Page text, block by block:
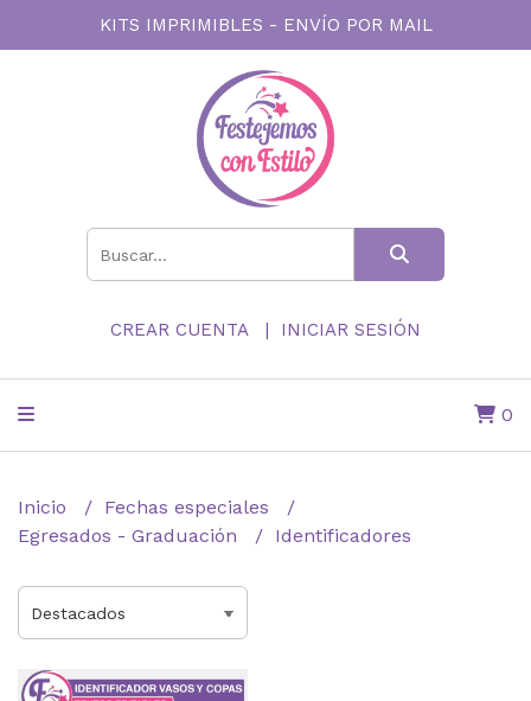
KITS IMPRIMIBLES - ENVÍO POR MAIL
CREAR CUENTA INICIAR SESIÓN
0
Inicio
Fechas especiales
Egresados - Graduación
Identificadores